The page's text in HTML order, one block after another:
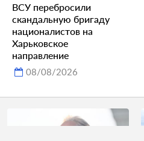
ВСУ перебросили
скандальную бригаду
националистов на
Харьковское
направление
08/08/2026